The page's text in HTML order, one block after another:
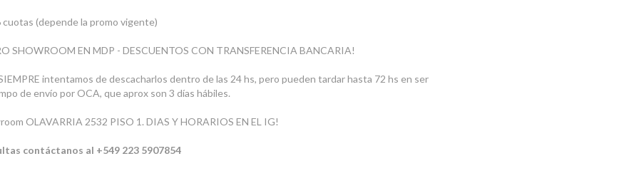
cuotas (depende la promo vigente)
SHOWROOM EN MDP - DESCUENTOS CON TRANSFERENCIA BANCARIA!
intentamos de descacharlos dentro de las 24 hs, pero pueden tardar hasta 72 hs en ser
de envío por OCA, que aprox son 3 días hábiles.
OLAVARRIA 2532 PISO 1. DIAS Y HORARIOS EN EL IG!
contáctanos al +549 223 5907854